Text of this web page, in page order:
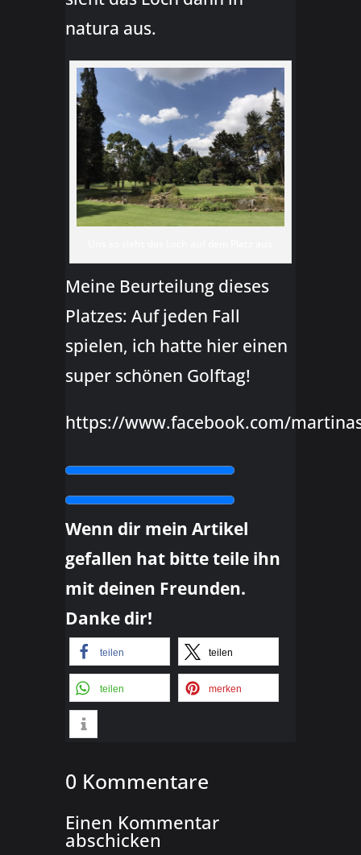
natura aus.
Meine Beurteilung dieses
Platzes: Auf jeden Fall
spielen, ich hatte hier einen
super schönen Golftag!
https://www.facebook.com/
Wenn dir mein Artikel
gefallen hat bitte teile ihn
mit deinen Freunden.
Danke dir!
teilen teilen
teilen merken
0 Kommentare
Einen Kommentar
abschicken